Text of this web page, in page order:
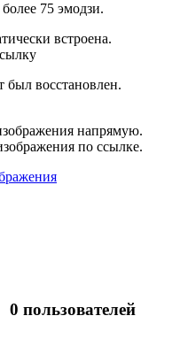
75 эмодзи.
встроена.
восстановлен.
напрямую.
по ссылке.
0 пользователей